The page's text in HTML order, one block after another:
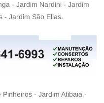
- Jardim Nardini - Jardim
- Jardim São Elias.
Pinheiros - Jardim Atibaia -